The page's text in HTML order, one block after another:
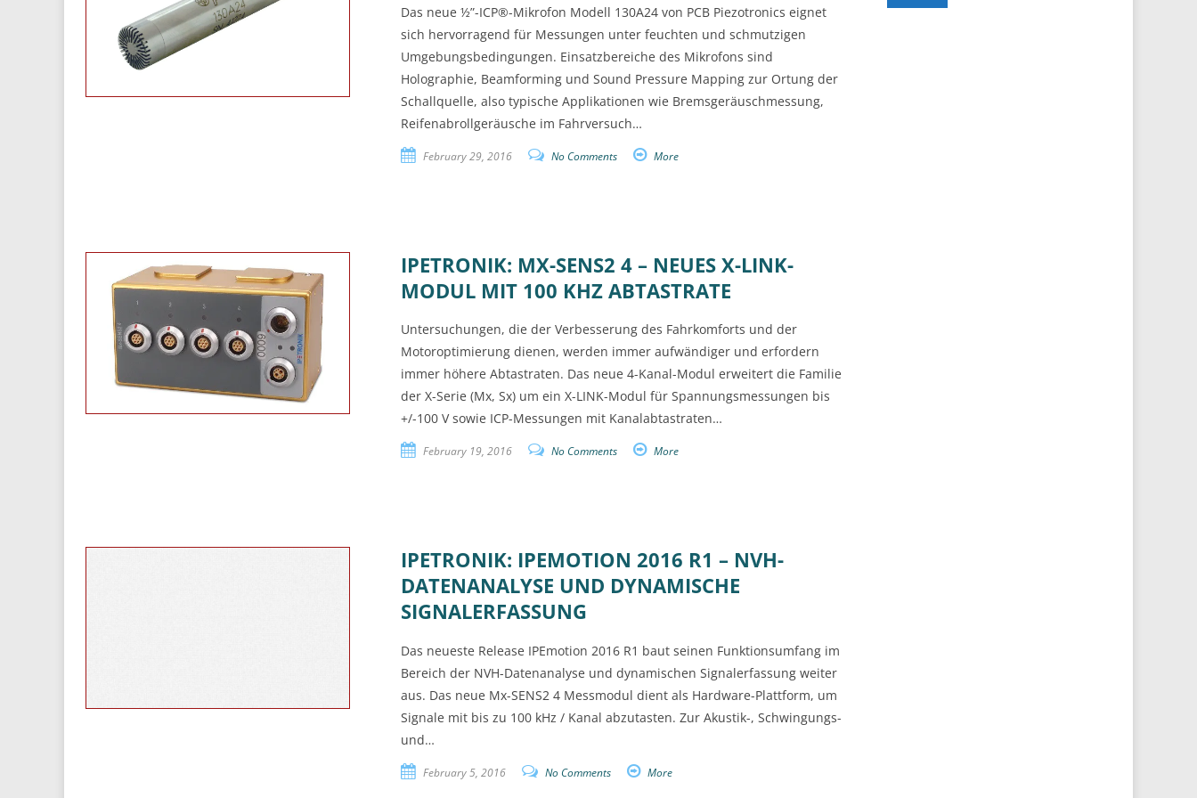
Das neue ½”-ICP®-Mikrofon Modell 130A24 von PCB Piezotronics eignet
sich hervorragend für Messungen unter feuchten und schmutzigen
Umgebungsbedingungen. Einsatzbereiche des Mikrofons sind
Holographie, Beamforming und Sound Pressure Mapping zur Ortung der
Schallquelle, also typische Applikationen wie Bremsgeräuschmessung,
Reifenabrollgeräusche im Fahrversuch…
February 29, 2016 No Comments More
IPETRONIK: MX-SENS2 4 – NEUES X-LINK-
MODUL MIT 100 KHZ ABTASTRATE
Untersuchungen, die der Verbesserung des Fahrkomforts und der
Motoroptimierung dienen, werden immer aufwändiger und erfordern
immer höhere Abtastraten. Das neue 4-Kanal-Modul erweitert die Familie
der X-Serie (Mx, Sx) um ein X-LINK-Modul für Spannungsmessungen bis
+/-100 V sowie ICP-Messungen mit Kanalabtastraten…
February 19, 2016 No Comments More
IPETRONIK: IPEMOTION 2016 R1 – NVH-
DATENANALYSE UND DYNAMISCHE
SIGNALERFASSUNG
Das neueste Release IPEmotion 2016 R1 baut seinen Funktionsumfang im
Bereich der NVH-Datenanalyse und dynamischen Signalerfassung weiter
aus. Das neue Mx-SENS2 4 Messmodul dient als Hardware-Plattform, um
Signale mit bis zu 100 kHz / Kanal abzutasten. Zur Akustik-, Schwingungs-
und…
February 5, 2016 No Comments More